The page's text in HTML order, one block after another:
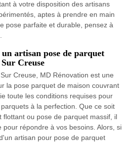
à votre disposition des artisans
aptes à prendre en main
pose parfaite et durable, pensez à
artisan pose de parquet
Creuse
Creuse, MD Rénovation est une
la pose parquet de maison couvrant
toute les conditions requises pour
à la perfection. Que ce soit
flottant ou pose de parquet massif, il
pour répondre à vos besoins. Alors, si
artisan pour pose de parquet